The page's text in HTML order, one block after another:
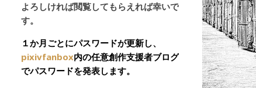
よろしければ閲覧してもらえれば幸いで
す。
１か月ごとにパスワードが更新し、
pixivfanbox内の任意創作支援者ブログ
でパスワードを発表します。